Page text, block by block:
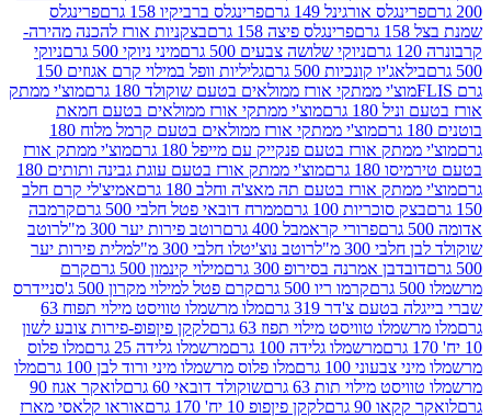
אורגינל 149 גרם
פרינגלס ברביקיו 158 גרם
פרינגלס
פרינגלס פיצה 158 גרם
בצקניות אורז להכנה מהירה-
ניוקי שלושה צבעים 500 גרם
מיני ניוקי 500 גרם
ניוקי
קונכיות 500 גרם
גליליות וופל במילוי קרם אגוזים 150
ממתקי אורז ממולאים בטעם שוקולד 180 גרם
מוצ'י ממתק
גרם
מוצ'י ממתקי אורז ממולאים בטעם חמאת
מוצ'י ממתקי אורז ממולאים בטעם קרמל מלוח 180
אורז בטעם פנקייק עם מייפל 180 גרם
מוצ'י ממתק אורז
גרם
מוצ'י ממתק אורז בטעם עוגת גבינה ותותים 180
אורז בטעם תה מאצ'ה וחלב 180 גרם
אמיצ'לי קרם חלב
סוכריות 100 גרם
ממרח דובאי פטל חלבי 500 גרם
קרמבה
פרורי קראמבל 400 גרם
רוטב פירות יער 300 מ"ל
רוטב
300 מ"ל
רוטב נוצ'יטלו חלבי 300 מ"ל
מלית פירות יער
אמרנה בסירופ 300 גרם
מילוי קינמון 500 גרם
קרם
קרמו ריו 500 גרם
קרם פטל למילוי מקרון 500 ג'
סניידרס
צ'דר 319 גרם
מלו מרשמלו טוויסט מילוי תפוח 63
טוויסט מילוי תפוז 63 גרם
לקקן פיןפופ-פירות צובע לשון
מרשמלו גלידה 100 גרם
מרשמלו גלידה 25 גרם
מלו פלוס
100 גרם
מלו פלוס מרשמלו מיני ורוד לבן 100 גרם
מלו
מילוי תות 63 גרם
שוקולד דובאי 60 גרם
לואקר אגוז 90
90 גרם
לקקן פיןפופ 10 יח' 170 גרם
אוראו קלאסי מארז